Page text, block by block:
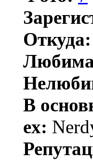
Откуда:
В
ex: